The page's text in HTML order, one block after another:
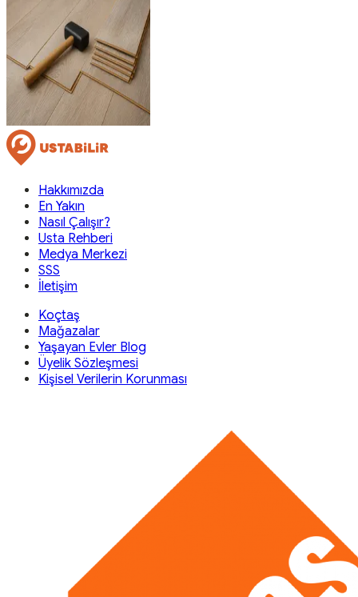
Hakkımızda
En Yakın
Nasıl Çalışır?
Usta Rehberi
Medya Merkezi
SSS
İletişim
Koçtaş
Mağazalar
Yaşayan Evler Blog
Üyelik Sözleşmesi
Kişisel Verilerin Korunması